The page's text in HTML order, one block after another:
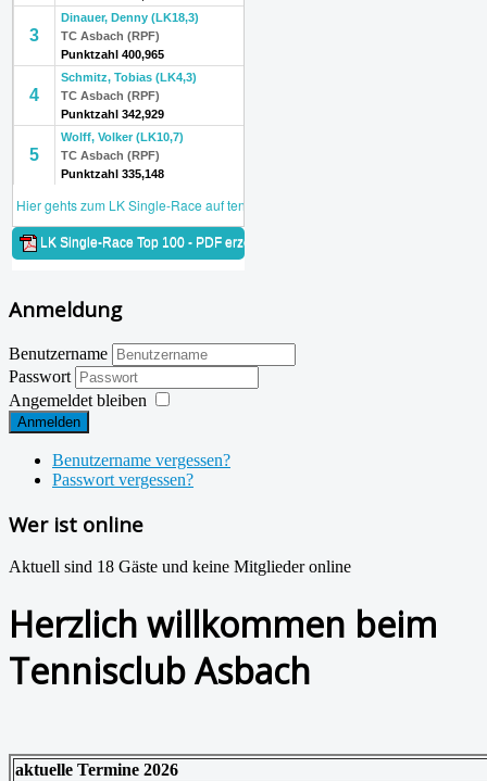
Anmeldung
Benutzername
Passwort
Angemeldet bleiben
Anmelden
Benutzername vergessen?
Passwort vergessen?
Wer ist online
Aktuell sind 18 Gäste und keine Mitglieder online
Herzlich willkommen beim
Tennisclub Asbach
aktuelle Termine 2026